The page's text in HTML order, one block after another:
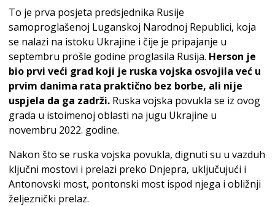
To je prva posjeta predsjednika Rusije
samoproglašenoj Luganskoj Narodnoj Republici, koja
se nalazi na istoku Ukrajine i čije je pripajanje u
septembru prošle godine proglasila Rusija. Herson je
bio prvi veći grad koji je ruska vojska osvojila već u
prvim danima rata praktično bez borbe, ali nije
uspjela da ga zadrži. Ruska vojska povukla se iz ovog
grada u istoimenoj oblasti na jugu Ukrajine u
novembru 2022. godine.
Nakon što se ruska vojska povukla, dignuti su u vazduh
ključni mostovi i prelazi preko Dnjepra, uključujući i
Antonovski most, pontonski most ispod njega i obližnji
željeznički prelaz.